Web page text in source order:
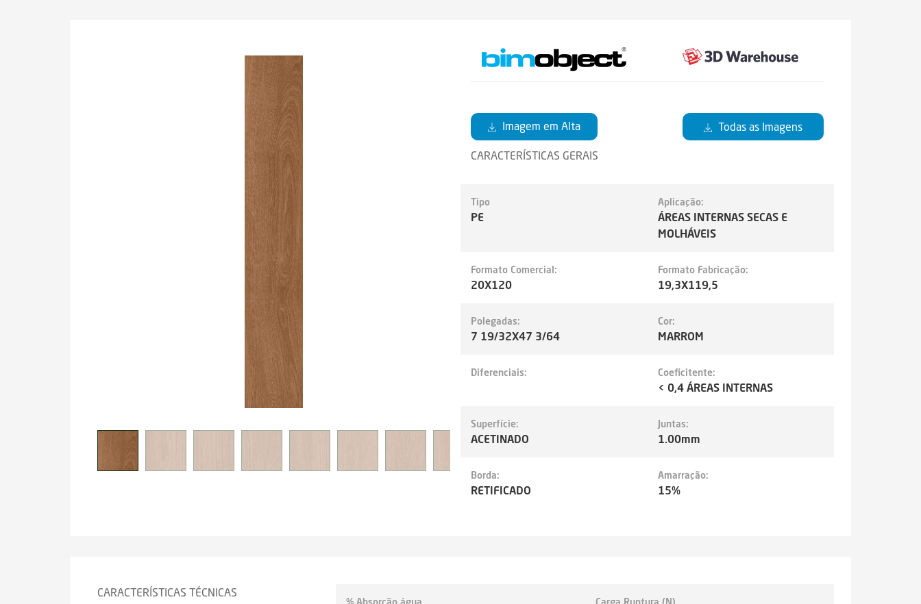
Sustentabilidade
Imagem em Alta
Todas as Imagens
CARACTERÍSTICAS GERAIS
Tipo
PE
Aplicação:
ÁREAS INTERNAS SECAS E
MOLHÁVEIS
Formato Comercial:
20X120
Formato Fabricação:
19,3X119,5
Polegadas:
7 19/32X47 3/64
Cor:
MARROM
Diferenciais: Coeficitente:
< 0,4 ÁREAS INTERNAS
Superfície:
ACETINADO
Juntas:
1.00mm
Borda:
RETIFICADO
Amarração:
15%
CARACTERÍSTICAS TÉCNICAS